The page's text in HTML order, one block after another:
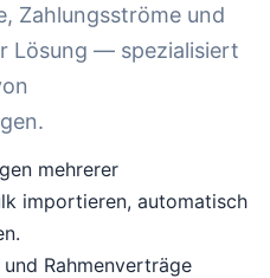
Zahlungsströme und
Lösung — spezialisiert
mehrerer
importieren, automatisch
Rahmenverträge